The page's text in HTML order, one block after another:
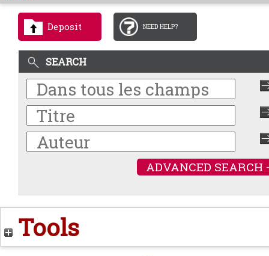
Deposit NEED HELP?
SEARCH
ADVANCED SEARCH
Tools